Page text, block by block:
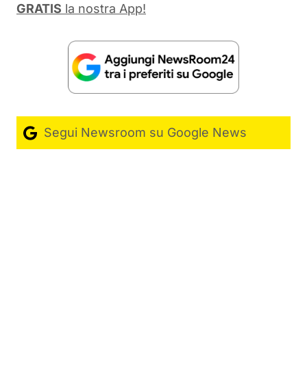
GRATIS la nostra App!
Segui Newsroom su Google News